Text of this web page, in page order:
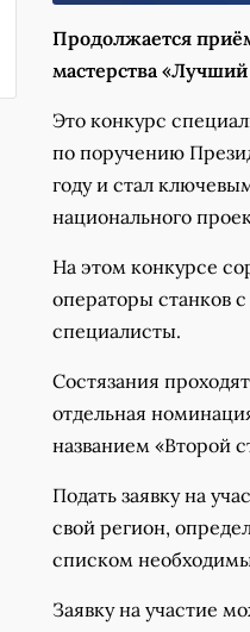
Продолжается
мастерства
Это конкурс
по поручению
году и стал
национального
На этом конкурсе
операторы станков
специалисты.
Состязания
отдельная
названием «Второй
Подать заявку на
свой регион,
списком
Заявку на участие